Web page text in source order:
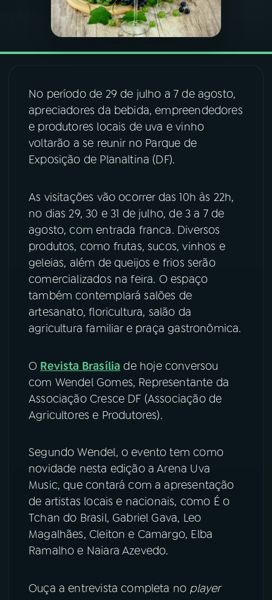
PODCASTS
06VIDEOCASTS
07 ÚLTIMAS
08 FESTIVAL DE MÚSICA
YouTube Facebook
Instagram X
TikTok
No período de 29 de julho a 7 de agosto,
apreciadores da bebida, empreendedores
e produtores locais de uva e vinho
voltarão a se reunir no Parque de
Exposição de Planaltina (DF).
As visitações vão ocorrer das 10h às 22h,
no dias 29, 30 e 31 de julho, de 3 a 7 de
agosto, com entrada franca. Diversos
produtos, como frutas, sucos, vinhos e
geleias, além de queijos e frios serão
comercializados na feira. O espaço
também contemplará salões de
artesanato, floricultura, salão da
agricultura familiar e praça gastronômica.
O Revista Brasília de hoje conversou
com Wendel Gomes, Representante da
Associação Cresce DF (Associação de
Agricultores e Produtores).
Segundo Wendel, o evento tem como
novidade nesta edição a Arena Uva
Music, que contará com a apresentação
de artistas locais e nacionais, como É o
Tchan do Brasil, Gabriel Gava, Leo
Magalhães, Cleiton e Camargo, Elba
Ramalho e Naiara Azevedo.
Ouça a entrevista completa no player